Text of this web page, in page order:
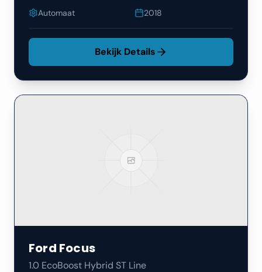
Automaat
2018
Bekijk Details
Ford Focus
1.0 EcoBoost Hybrid ST Line